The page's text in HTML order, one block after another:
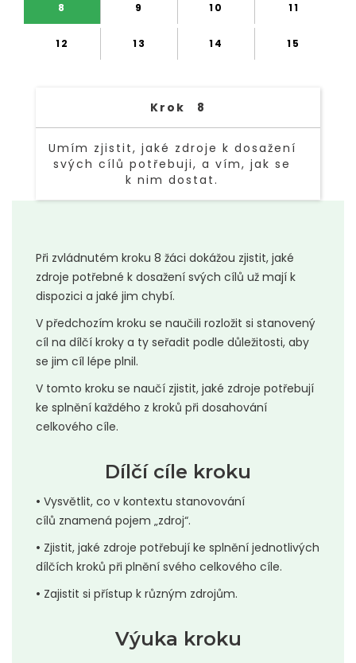
8 9 10 11
12 13 14 15
Krok 8
Umím zjistit, jaké zdroje k dosažení
svých cílů potřebuji, a vím, jak se
k nim dostat.
Při zvládnutém kroku 8 žáci dokážou zjistit, jaké
zdroje potřebné k dosažení svých cílů už mají k
dispozici a jaké jim chybí.
V předchozím kroku se naučili rozložit si stanovený
cíl na dílčí kroky a ty seřadit podle důležitosti, aby
se jim cíl lépe plnil.
V tomto kroku se naučí zjistit, jaké zdroje potřebují
ke splnění každého z kroků při dosahování
celkového cíle.
Dílčí cíle kroku
• Vysvětlit, co v kontextu stanovování
cílů znamená pojem „zdroj“.
• Zjistit, jaké zdroje potřebují ke splnění jednotlivých
dílčích kroků při plnění svého celkového cíle.
• Zajistit si přístup k různým zdrojům.
Výuka kroku